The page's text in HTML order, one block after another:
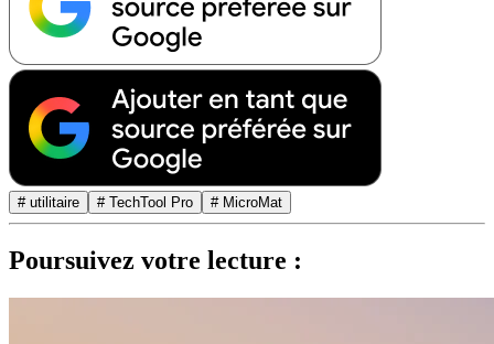
# utilitaire # TechTool Pro # MicroMat
Poursuivez votre lecture :